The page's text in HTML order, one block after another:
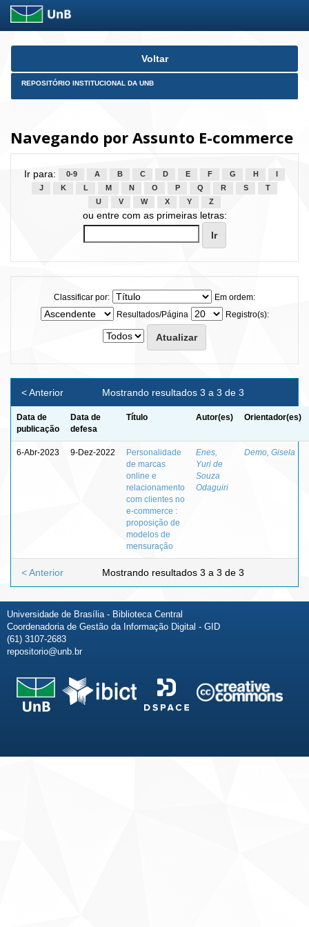
Skip
Voltar
REPOSITÓRIO INSTITUCIONAL DA UNB
Navegando por Assunto E-commerce
Ir para: 0-9 A B C D E F G H
J
K L M N O P Q R S
T
U
V W X Y Z
ou entre com as primeiras letras:
Classificar por:
Em ordem:
Resultados/Página
Registro(s):
Mostrando resultados 3 a 3 de 3
< Anterior
Data de
publicação
Data de
defesa
Título Autor(es) Orientador(es)
6-Abr-2023 9-Dez-2022
Personalidade
de marcas
online e
relacionamento
com clientes no
e-commerce :
proposição de
modelos de
mensuração
Enes,
Yuri de
Souza
Odaguiri
Demo, Gisela
Mostrando resultados 3 a 3 de 3
< Anterior
Universidade de Brasília - Biblioteca Central
Coordenadoria de Gestão da Informação Digital - GID
(61) 3107-2683
repositorio@unb.br